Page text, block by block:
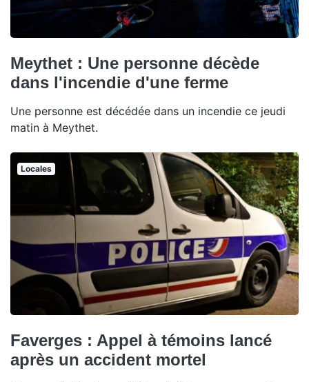
Meythet : Une personne décède
dans l'incendie d'une ferme
Une personne est décédée dans un incendie ce jeudi
matin à Meythet.
Locales
Faverges : Appel à témoins lancé
après un accident mortel